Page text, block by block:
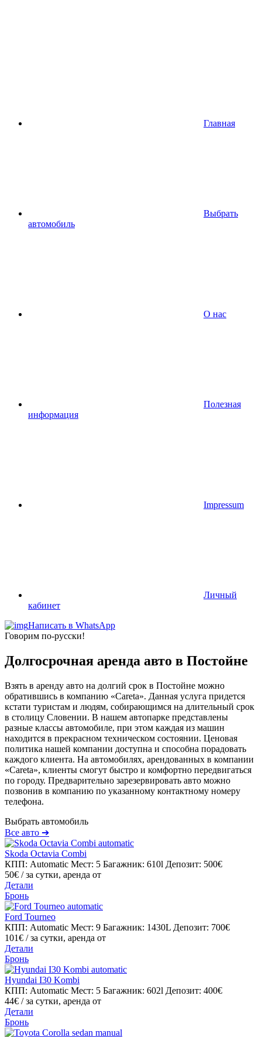
Главная
Выбрать
автомобиль
О нас
Полезная
информация
Impressum
Личный
кабинет
Написать в WhatsApp
Говорим по-русски!
Долгосрочная аренда авто в Постойне
Взять в аренду авто на долгий срок в Постойне можно
обратившись в компанию «Careta». Данная услуга придется
кстати туристам и людям, собирающимся на длительный срок
в столицу Словении. В нашем автопарке представлены
разные классы автомобиле, при этом каждая из машин
находится в прекрасном техническом состоянии. Ценовая
политика нашей компании доступна и способна порадовать
каждого клиента. На автомобилях, арендованных в компании
«Careta», клиенты смогут быстро и комфортно передвигаться
по городу. Предварительно зарезервировать авто можно
позвонив в компанию по указанному контактному номеру
телефона.
Выбрать автомобиль
Все авто ➔
Skoda Octavia Combi
КПП: Automatic Мест: 5 Багажник: 610l Депозит: 500€
50€ / за сутки, аренда от
Детали
Бронь
Ford Tourneo
КПП: Automatic Мест: 9 Багажник: 1430L Депозит: 700€
101€ / за сутки, аренда от
Детали
Бронь
Hyundai I30 Kombi
КПП: Automatic Мест: 5 Багажник: 602l Депозит: 400€
44€ / за сутки, аренда от
Детали
Бронь